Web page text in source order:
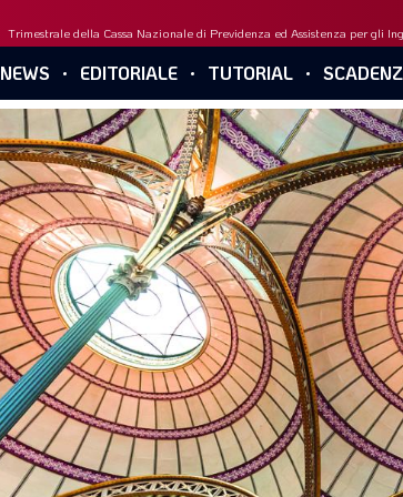
Trimestrale della Cassa Nazionale di Previdenza ed Assistenza per gli
NEWS EDITORIALE TUTORIAL